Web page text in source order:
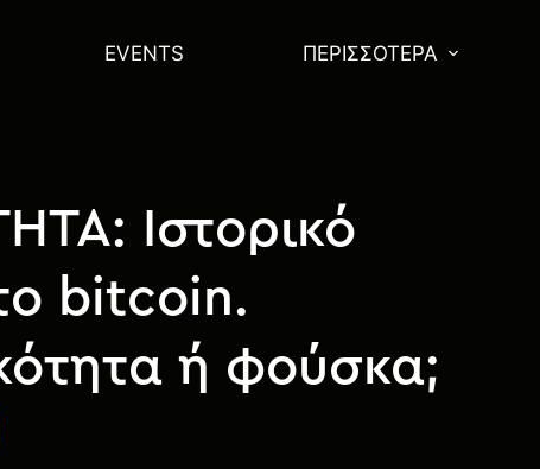
EVENTS ΠΕΡΙΣΣΌΤΕΡΑ
Ιστορικό
bitcoin.
ή φούσκα;